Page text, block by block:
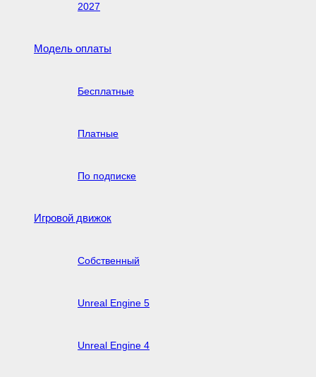
2027
Модель оплаты
Бесплатные
Платные
По подписке
Игровой движок
Собственный
Unreal Engine 5
Unreal Engine 4